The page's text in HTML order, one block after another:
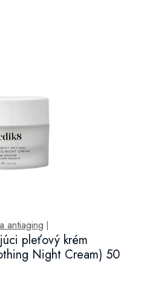
antiaging
pleťový krém
Night Cream) 50